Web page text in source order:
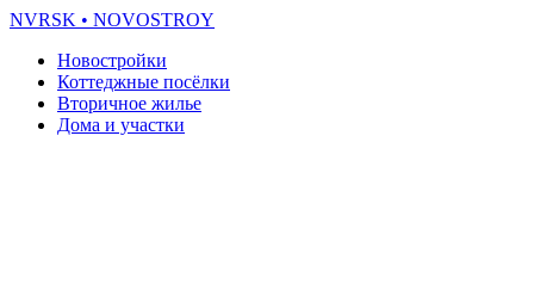
NVRSK • NOVOSTROY
Новостройки
Коттеджные посёлки
Вторичное жилье
Дома и участки